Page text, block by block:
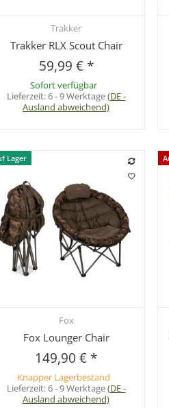
Schnellkauf
Trakker
Trakker RLX Scout Chair
59,99 € *
Sofort verfügbar
Lieferzeit:6 - 9 Werktage(DE -
Ausland abweichend)
Lager
Schnellkauf
Fox
Fox Lounger Chair
149,90 € *
Knapper Lagerbestand
Lieferzeit:6 - 9 Werktage(DE -
Ausland abweichend)